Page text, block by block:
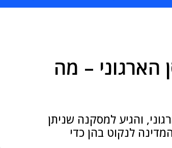
הארגוני – מה
והגיע למסקנה שניתן
לנקוט בהן כדי